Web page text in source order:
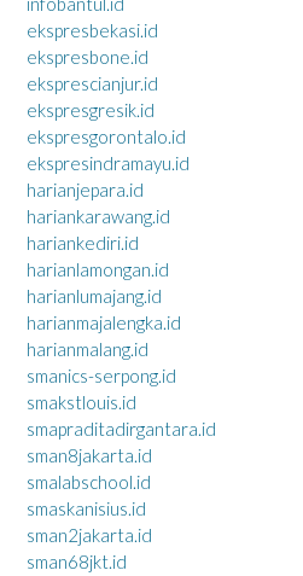
ekspresbekasi.id
ekspresbone.id
eksprescianjur.id
ekspresgresik.id
ekspresgorontalo.id
ekspresindramayu.id
harianjepara.id
hariankarawang.id
hariankediri.id
harianlamongan.id
harianlumajang.id
harianmajalengka.id
harianmalang.id
smanics-serpong.id
smakstlouis.id
smapraditadirgantara.id
sman8jakarta.id
smalabschool.id
smaskanisius.id
sman2jakarta.id
sman68jkt.id